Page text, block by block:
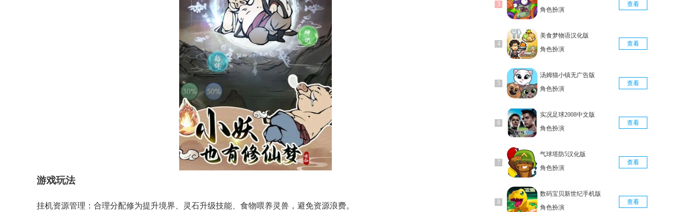
游戏玩法
​​挂机资源管理​​：合理分配修为提升境界、灵石升级技能、食物喂养灵兽，避免资源浪费。
角色扮演
查看
美食梦物语汉化版
角色扮演
查看
汤姆猫小镇无广告版
角色扮演
查看
实况足球2008中文版
角色扮演
查看
气球塔防5汉化版
角色扮演
查看
数码宝贝新世纪手机版
角色扮演
查看